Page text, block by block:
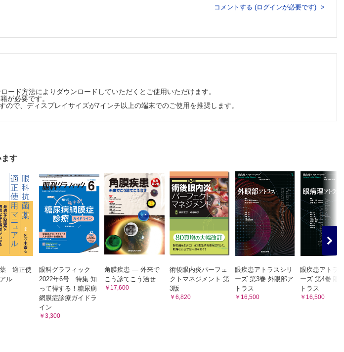
コメントする (ログインが必要です)
ード方法によりダウンロードしていただくとご使用いただけます。
が必要です。
で、ディスプレイサイズが7インチ以上の端末でのご使用を推奨します。
す
薬 適正使
ル
眼科グラフィック
2022年6号 特集:知
って得する！糖尿病
網膜症診療ガイドラ
イン
￥3,300
角膜疾患 ― 外来で
こう診てこう治せ
￥17,600
術後眼内炎パーフェ
クトマネジメント 第
3版
￥6,820
眼疾患アトラスシリ
ーズ 第3巻 外眼部ア
トラス
￥16,500
眼疾患アトラ
ーズ 第4巻 眼
トラス
￥16,500